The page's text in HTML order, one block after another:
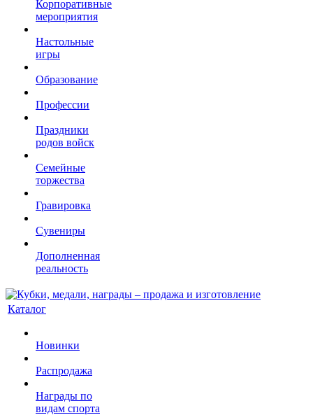
Корпоративные
мероприятия
Настольные
игры
Образование
Профессии
Праздники
родов войск
Семейные
торжества
Гравировка
Сувениры
Дополненная
реальность
Каталог
Новинки
Распродажа
Награды по
видам спорта